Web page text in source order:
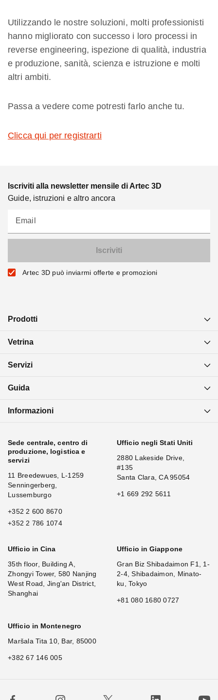
Utilizzando le nostre soluzioni, molti professionisti
hanno migliorato con successo i loro processi in
reverse engineering, ispezione di qualità, industria
e produzione, sanità, scienza e istruzione e molti
altri ambiti.
Passa a vedere come potresti farlo anche tu.
Clicca qui per registrarti
Iscriviti alla newsletter mensile di Artec 3D
Guide, istruzioni e altro ancora
Email
Artec 3D può inviarmi offerte e promozioni
Prodotti
Vetrina
Servizi
Guida
Informazioni
Sede centrale, centro di
produzione, logistica e
servizi
11 Breedewues, L-1259
Senningerberg,
Lussemburgo
+352 2 600 8670
+352 2 786 1074
Ufficio negli Stati Uniti
2880 Lakeside Drive,
#135
Santa Clara, CA 95054
+1 669 292 5611
Ufficio in Cina
35th floor, Building A,
Zhongyi Tower, 580 Nanjing
West Road, Jing'an District,
Shanghai
Ufficio in Giappone
Gran Biz Shibadaimon F1, 1-
2-4, Shibadaimon, Minato-
ku, Tokyo
+81 080 1680 0727
Ufficio in Montenegro
Maršala Tita 10, Bar, 85000
+382 67 146 005